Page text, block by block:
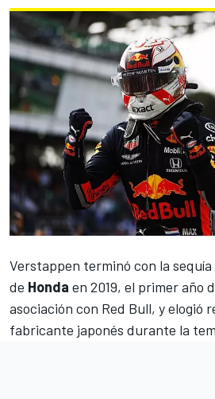
Verstappen terminó con la
de Honda en 2019, el primer año
asociación con Red Bull, y elogió
fabricante japonés durante la